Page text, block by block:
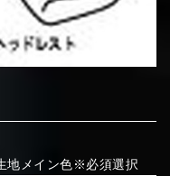
⑨Pink
⑨Pink
⑨Pink
⑥Red
⑥Red
地メイン色※必須選択